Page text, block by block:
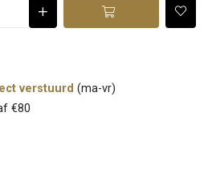
verstuurd (ma-vr)
€80